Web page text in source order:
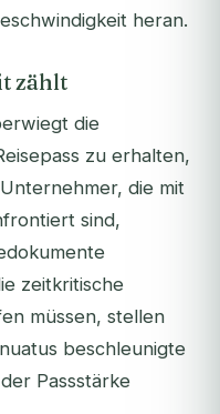
heran.
zählt
die
zu erhalten,
die mit
sind,
zeitkritische
müssen, stellen
beschleunigte
Passstärke